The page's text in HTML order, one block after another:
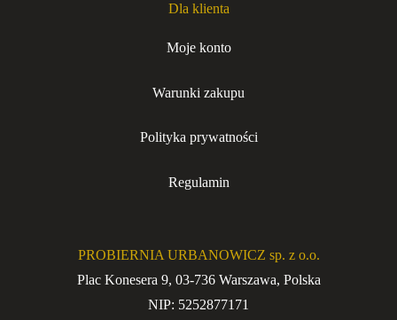
Dla klienta
Moje konto
Warunki zakupu
Polityka prywatności
Regulamin
PROBIERNIA URBANOWICZ sp. z o.o.
Plac Konesera 9, 03-736 Warszawa, Polska
NIP: 5252877171